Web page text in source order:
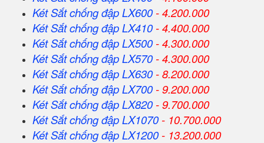
Két Sắtchống đậpLX600- 4.200.000
Két Sắtchống đậpLX410- 4.400.000
Két Sắtchống đậpLX500- 4.300.000
Két Sắtchống đậpLX570- 4.300.000
Két Sắtchống đậpLX630- 8.200.000
Két Sắtchống đậpLX700- 9.200.000
Két Sắtchống đậpLX820- 9.700.000
Két Sắtchống đậpLX1070- 10.700.000
Két Sắtchống đậpLX1200- 13.200.000